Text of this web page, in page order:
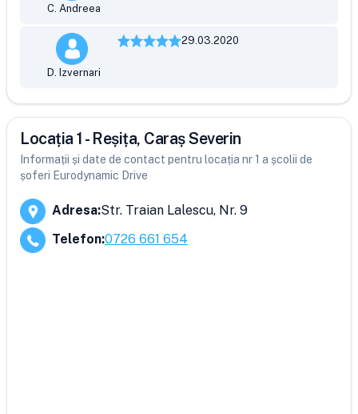
C. Andreea
D. Izvernari
29.03.2020
Locația 1 - Reșița, Caraș Severin
Informații și date de contact pentru locația nr 1 a școlii de
șoferi Eurodynamic Drive
Adresa:Str. Traian Lalescu, Nr. 9
Telefon:0726 661 654